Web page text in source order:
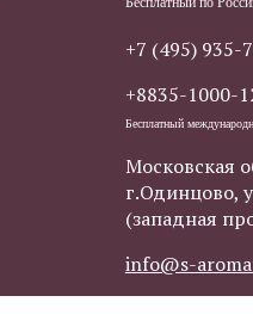
+7 (495) 935-
+8835-1000-
Бесплатный
Московская
г.Одинцово,
(западная
info@s-